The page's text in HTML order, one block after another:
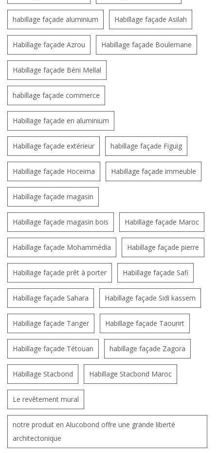
habillage façade aluminium Habillage façade Asilah
Habillage façade Azrou Habillage façade Boulemane
Habillage façade Béni Mellal
habillage façade commerce
Habillage façade en aluminium
Habillage façade extérieur habillage façade Figuig
Habillage façade Hoceima Habillage façade immeuble
Habillage façade magasin
Habillage façade magasin bois Habillage façade Maroc
Habillage façade Mohammédia Habillage façade pierre
Habillage façade prêt à porter Habillage façade Safi
Habillage façade Sahara Habillage façade Sidi kassem
Habillage façade Tanger Habillage façade Taourirt
Habillage façade Tétouan habillage façade Zagora
Habillage Stacbond Habillage Stacbond Maroc
Le revêtement mural
notre produit en Alucobond offre une grande liberté
architectonique